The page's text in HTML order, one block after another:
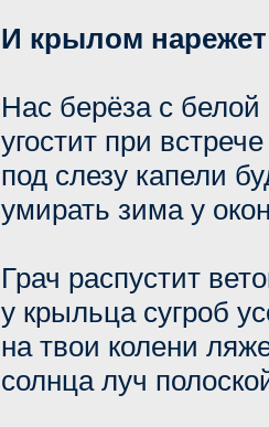
И крылом
Нас берёза с белой
угостит при
под слезу капели
умирать зима у
Грач распустит
у крыльца сугроб
на твои колени
солнца луч